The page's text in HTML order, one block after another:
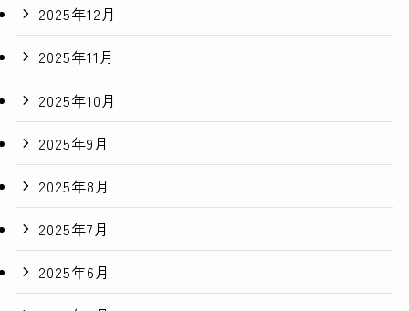
2025年12月
2025年11月
2025年10月
2025年9月
2025年8月
2025年7月
2025年6月